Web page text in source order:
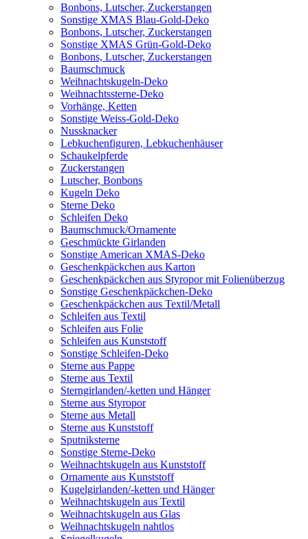
Bonbons, Lutscher, Zuckerstangen
Sonstige XMAS Blau-Gold-Deko
Bonbons, Lutscher, Zuckerstangen
Sonstige XMAS Grün-Gold-Deko
Bonbons, Lutscher, Zuckerstangen
Baumschmuck
Weihnachtskugeln-Deko
Weihnachtssterne-Deko
Vorhänge, Ketten
Sonstige Weiss-Gold-Deko
Nussknacker
Lebkuchenfiguren, Lebkuchenhäuser
Schaukelpferde
Zuckerstangen
Lutscher, Bonbons
Kugeln Deko
Sterne Deko
Schleifen Deko
Baumschmuck/Ornamente
Geschmückte Girlanden
Sonstige American XMAS-Deko
Geschenkpäckchen aus Karton
Geschenkpäckchen aus Styropor mit Folienüberzug
Sonstige Geschenkpäckchen-Deko
Geschenkpäckchen aus Textil/Metall
Schleifen aus Textil
Schleifen aus Folie
Schleifen aus Kunststoff
Sonstige Schleifen-Deko
Sterne aus Pappe
Sterne aus Textil
Sterngirlanden/-ketten und Hänger
Sterne aus Styropor
Sterne aus Metall
Sterne aus Kunststoff
Sputniksterne
Sonstige Sterne-Deko
Weihnachtskugeln aus Kunststoff
Ornamente aus Kunststoff
Kugelgirlanden/-ketten und Hänger
Weihnachtskugeln aus Textil
Weihnachtskugeln aus Glas
Weihnachtskugeln nahtlos